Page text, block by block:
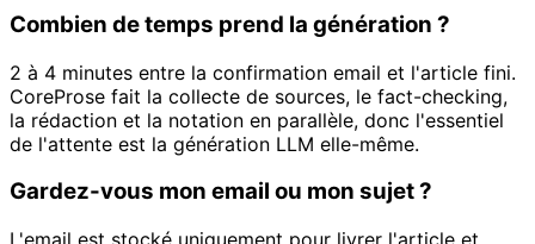
Combien de temps prend la génération ?
2 à 4 minutes entre la confirmation email et l'article fini.
CoreProse fait la collecte de sources, le fact-checking,
la rédaction et la notation en parallèle, donc l'essentiel
de l'attente est la génération LLM elle-même.
Gardez-vous mon email ou mon sujet ?